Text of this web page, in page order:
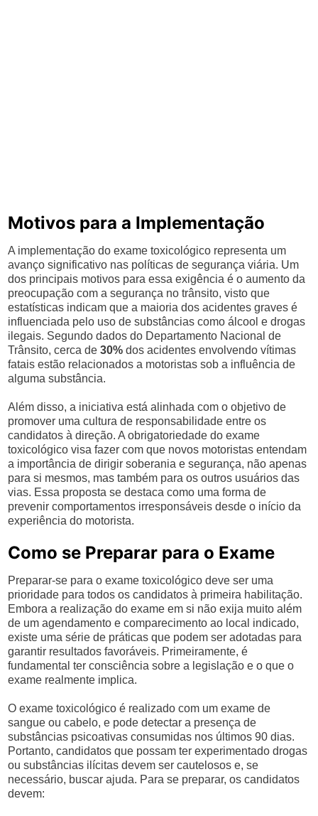
Motivos para a Implementação
A implementação do exame toxicológico representa um
avanço significativo nas políticas de segurança viária. Um
dos principais motivos para essa exigência é o aumento da
preocupação com a segurança no trânsito, visto que
estatísticas indicam que a maioria dos acidentes graves é
influenciada pelo uso de substâncias como álcool e drogas
ilegais. Segundo dados do Departamento Nacional de
Trânsito, cerca de30% dos acidentes envolvendo vítimas
fatais estão relacionados a motoristas sob a influência de
alguma substância.
Além disso, a iniciativa está alinhada com o objetivo de
promover uma cultura de responsabilidade entre os
candidatos à direção. A obrigatoriedade do exame
toxicológico visa fazer com que novos motoristas entendam
a importância de dirigir soberania e segurança, não apenas
para si mesmos, mas também para os outros usuários das
vias. Essa proposta se destaca como uma forma de
prevenir comportamentos irresponsáveis desde o início da
experiência do motorista.
Como se Preparar para o Exame
Preparar-se para o exame toxicológico deve ser uma
prioridade para todos os candidatos à primeira habilitação.
Embora a realização do exame em si não exija muito além
de um agendamento e comparecimento ao local indicado,
existe uma série de práticas que podem ser adotadas para
garantir resultados favoráveis. Primeiramente, é
fundamental ter consciência sobre a legislação e o que o
exame realmente implica.
O exame toxicológico é realizado com um exame de
sangue ou cabelo, e pode detectar a presença de
substâncias psicoativas consumidas nos últimos 90 dias.
Portanto, candidatos que possam ter experimentado drogas
ou substâncias ilícitas devem ser cautelosos e, se
necessário, buscar ajuda. Para se preparar, os candidatos
devem: